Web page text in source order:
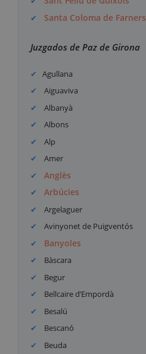
Santa Coloma de Farners
Juzgados de Paz de Girona
Agullana
Aiguaviva
Albanyà
Albons
Alp
Amer
Anglès
Arbúcies
Argelaguer
Avinyonet de Puigventós
Banyoles
Bàscara
Begur
Bellcaire d’Empordà
Besalú
Bescanó
Beuda